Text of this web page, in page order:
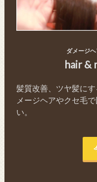
ダメージ
hair &
髪質改善、ツヤ髪に
メージヘアやクセ毛
い。